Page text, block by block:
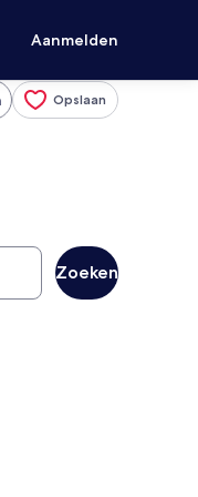
Aanmelden
Opslaan
Zoeken